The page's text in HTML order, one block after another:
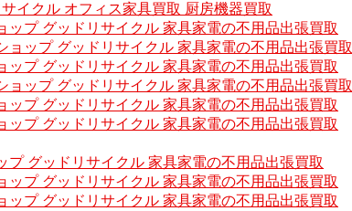
イクル オフィス家具買取 厨房機器買取
ップ グッドリサイクル 家具家電の不用品出張買取
ョップ グッドリサイクル 家具家電の不用品出張買取
ップ グッドリサイクル 家具家電の不用品出張買取
ョップ グッドリサイクル 家具家電の不用品出張買取
ップ グッドリサイクル 家具家電の不用品出張買取
ップ グッドリサイクル 家具家電の不用品出張買取
プ グッドリサイクル 家具家電の不用品出張買取
ップ グッドリサイクル 家具家電の不用品出張買取
ップ グッドリサイクル 家具家電の不用品出張買取